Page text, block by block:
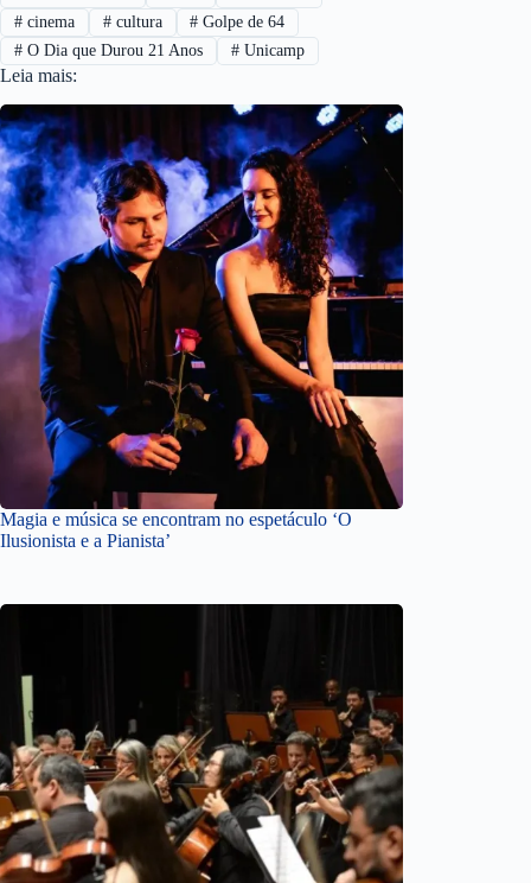
#cinema #cultura # Golpe de 64
#O Dia que Durou 21 Anos #Unicamp
Leia mais:
Magia e música se encontram no espetáculo ‘O
Ilusionista e a Pianista’